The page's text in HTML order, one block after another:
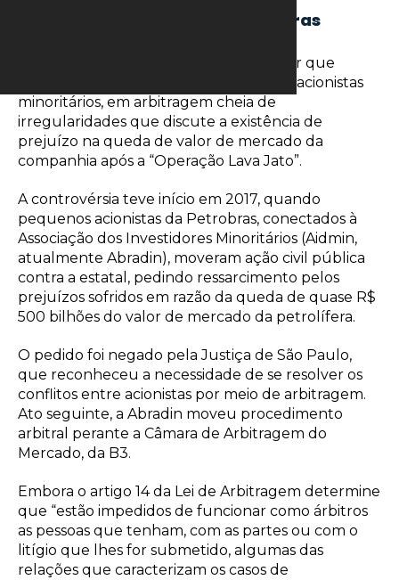
pagamento milionário à Petrobras
A Petrobras vem correndo o risco de ter que
dispender cerca de R$ 908,8 milhões a acionistas
minoritários, em arbitragem cheia de
irregularidades que discute a existência de
prejuízo na queda de valor de mercado da
companhia após a “Operação Lava Jato”.
A controvérsia teve início em 2017, quando
pequenos acionistas da Petrobras, conectados à
Associação dos Investidores Minoritários (Aidmin,
atualmente Abradin), moveram ação civil pública
contra a estatal, pedindo ressarcimento pelos
prejuízos sofridos em razão da queda de quase R$
500 bilhões do valor de mercado da petrolífera.
O pedido foi negado pela Justiça de São Paulo,
que reconheceu a necessidade de se resolver os
conflitos entre acionistas por meio de arbitragem.
Ato seguinte, a Abradin moveu procedimento
arbitral perante a Câmara de Arbitragem do
Mercado, da B3.
Embora o artigo 14 da Lei de Arbitragem determine
que “estão impedidos de funcionar como árbitros
as pessoas que tenham, com as partes ou com o
litígio que lhes for submetido, algumas das
relações que caracterizam os casos de